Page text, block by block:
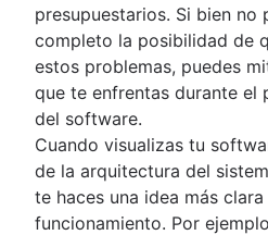
presupuestarios. Si bien no
completo la posibilidad de
estos problemas, puedes
que te enfrentas durante el
del software.
Cuando visualizas tu
de la arquitectura del
te haces una idea más
funcionamiento. Por